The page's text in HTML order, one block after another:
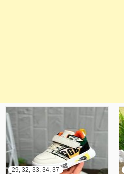
29, 32, 33, 34, 37